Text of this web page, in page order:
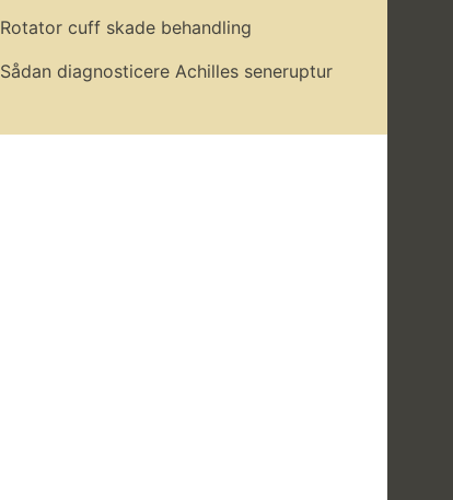
Rotator cuff skade behandling
Sådan diagnosticere Achilles seneruptur